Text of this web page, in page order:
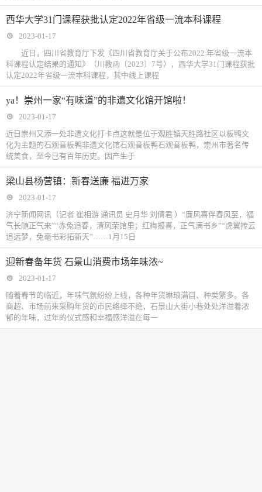
西华大学31门课程获批认定2022年省级一流本科课程
2023-01-17
近日，四川省教育厅下发《四川省教育厅关于公布2022 年省级一流本
科课程认定结果的通知》（川教函〔2023〕7号），西华大学31门课程获批
认定2022年省级一流本科课程，其中线上课程
ya！崇州一家“有味道”的非遗文化馆开馆啦！
2023-01-17
近日崇州又添一处非遗文化打卡点这就是位于观胜镇天胜路社区以板鸭文
化为主题的石观音板鸭非遗文化馆石观音板鸭石观音板鸭，崇州市著名传
统美食，至今已有百年历史。因产生于
梁山县杨营镇：新春送廉 福进万家
2023-01-17
济宁新闻网讯（记者 崔相游 通讯员 史月华 刘倩君 ）“廉风喜伴春风至，福
气长随正气来”“赤兔追春，清风荣馆里；红梅报喜，正气满书乡”“虎翼抟云
追远梦，兔毫书彩拓新天”……1月15日
迎新春备年货 石景山消费市场年味浓~
2023-01-17
随着春节的临近，年味气氛纷纷上线，各种年货琳琅满目、种类繁多。各
商超、市场前来采购年货的市民络绎不绝，石景山大街小巷处处洋溢着浓
郁的年味，过年的仪式感和幸福感洋溢在每一